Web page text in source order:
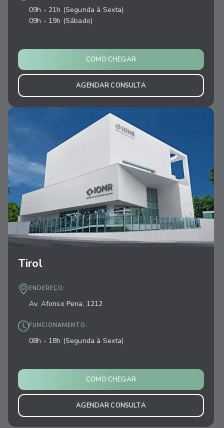
09h - 21h (Segunda à Sexta)
09h - 19h (Sábado)
COMO CHEGAR
AGENDAR CONSULTA
Tirol
ENDEREÇO:
Av. Afonso Pena, 1212
FUNCIONAMENTO:
08h - 18h (Segunda à Sexta)
COMO CHEGAR
AGENDAR CONSULTA